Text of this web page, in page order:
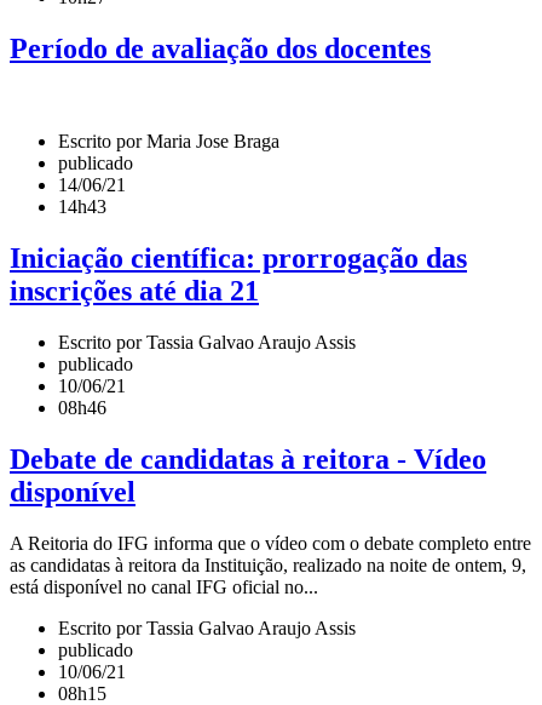
Período de avaliação dos docentes
Escrito por Maria Jose Braga
publicado
14/06/21
14h43
Iniciação científica: prorrogação das
inscrições até dia 21
Escrito por Tassia Galvao Araujo Assis
publicado
10/06/21
08h46
Debate de candidatas à reitora - Vídeo
disponível
A Reitoria do IFG informa que o vídeo com o debate completo entre
as candidatas à reitora da Instituição, realizado na noite de ontem, 9,
está disponível no canal IFG oficial no...
Escrito por Tassia Galvao Araujo Assis
publicado
10/06/21
08h15